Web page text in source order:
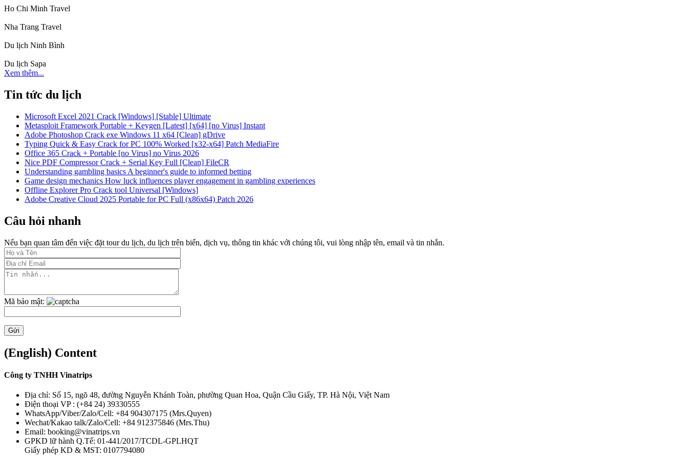
Ho Chi Minh Travel
Nha Trang Travel
Du lịch Ninh Bình
Du lịch Sapa
Xem thêm...
Tin tức du lịch
Microsoft Excel 2021 Crack [Windows] [Stable] Ultimate
Metasploit Framework Portable + Keygen [Latest] [x64] [no Virus] Instant
Adobe Photoshop Crack exe Windows 11 x64 [Clean] gDrive
Typing Quick & Easy Crack for PC 100% Worked [x32-x64] Patch MediaFire
Office 365 Crack + Portable [no Virus] no Virus 2026
Nice PDF Compressor Crack + Serial Key Full [Clean] FileCR
Understanding gambling basics A beginner's guide to informed betting
Game design mechanics How luck influences player engagement in gambling experiences
Offline Explorer Pro Crack tool Universal [Windows]
Adobe Creative Cloud 2025 Portable for PC Full (x86x64) Patch 2026
Câu hỏi nhanh
Nếu bạn quan tâm đến việc đặt tour du lịch, du lịch trên biển, dịch vụ, thông tin khác với chúng tôi, vui lòng nhập tên, email và tin nhắn.
Mã bảo mật:
(English) Content
Công ty TNHH Vinatrips
Địa chỉ: Số 15, ngõ 48, đường Nguyễn Khánh Toàn, phường Quan Hoa, Quận Cầu Giấy, TP. Hà Nội, Việt Nam
Điện thoại VP : (+84 24) 39330555
WhatsApp/Viber/Zalo/Cell: +84 904307175 (Mrs.Quyen)
Wechat/Kakao talk/Zalo/Cell: +84 912375846 (Mrs.Thu)
Email: booking@vinatrips.vn
GPKD lữ hành Q.Tế: 01-441/2017/TCDL-GPLHQT
Giấy phép KD & MST: 0107794080